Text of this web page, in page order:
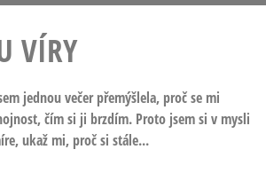
VÍRY
jednou večer přemýšlela, proč se mi
čím si ji brzdím. Proto jsem si v mysli
ukaž mi, proč si stále...